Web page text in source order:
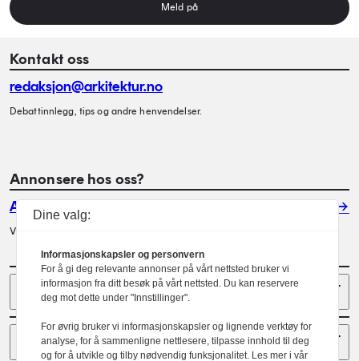
Meld på
Kontakt oss
redaksjon@arkitektur.no
Debattinnlegg, tips og andre henvendelser.
Annonsere hos oss?
Annonser
Vil du annonsere i Arkitektur? Les mer her.
Sider
Følg oss
Dine valg:
Informasjonskapsler og personvern
For å gi deg relevante annonser på vårt nettsted bruker vi
informasjon fra ditt besøk på vårt nettsted. Du kan reservere
deg mot dette under "Innstillinger".
For øvrig bruker vi informasjonskapsler og lignende verktøy for
analyse, for å sammenligne nettlesere, tilpasse innhold til deg
og for å utvikle og tilby nødvendig funksjonalitet. Les mer i vår